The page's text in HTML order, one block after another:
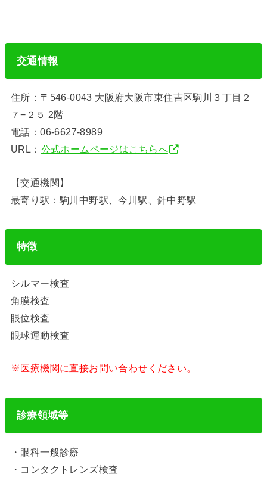
交通情報
住所：〒546-0043 大阪府大阪市東住吉区駒川３丁目２
７−２５ 2階
電話：06-6627-8989
URL： 公式ホームページはこちらへ
【交通機関】
最寄り駅：駒川中野駅、今川駅、針中野駅
特徴
シルマー検査
角膜検査
眼位検査
眼球運動検査
※医療機関に直接お問い合わせください。
診療領域等
・眼科一般診療
・コンタクトレンズ検査